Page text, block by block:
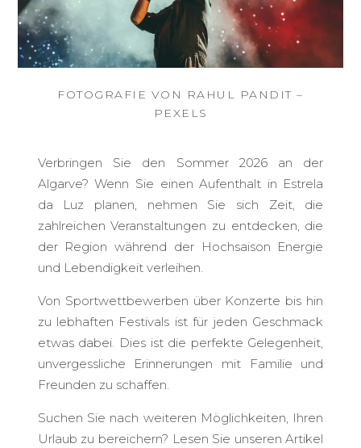
FOTOGRAFIE VON RAHUL PANDIT –
PEXELS
Verbringen Sie den Sommer 2026 an der
Algarve? Wenn Sie einen Aufenthalt in Estrela
da Luz planen, nehmen Sie sich Zeit, die
zahlreichen Veranstaltungen zu entdecken, die
der Region während der Hochsaison Energie
und Lebendigkeit verleihen.
Von Sportwettbewerben über Konzerte bis hin
zu lebhaften Festivals ist für jeden Geschmack
etwas dabei. Dies ist die perfekte Gelegenheit,
unvergessliche Erinnerungen mit Familie und
Freunden zu schaffen.
Suchen Sie nach weiteren Möglichkeiten, Ihren
Urlaub zu bereichern? Lesen Sie unseren Artikel